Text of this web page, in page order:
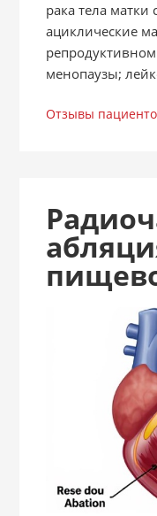
рака тела матки
ациклические
менопаузы;
Отзывы